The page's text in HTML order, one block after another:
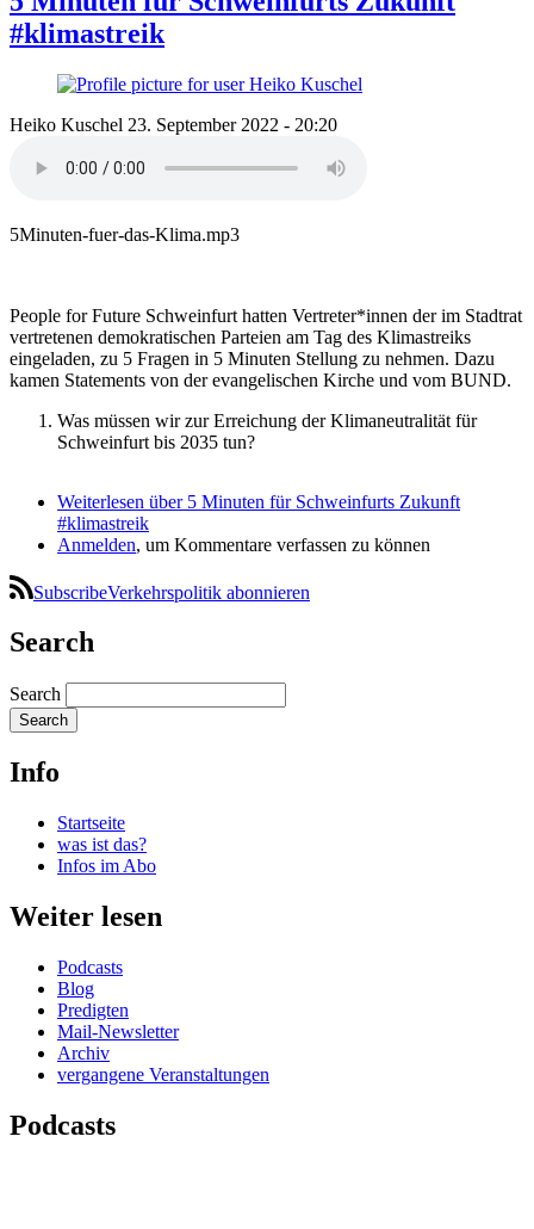
#klimastreik
Heiko Kuschel 23. September 2022 - 20:20
5Minuten-fuer-das-Klima.mp3
People for Future Schweinfurt hatten Vertreter*innen der im Stadtrat
vertretenen demokratischen Parteien am Tag des Klimastreiks
eingeladen, zu 5 Fragen in 5 Minuten Stellung zu nehmen. Dazu
kamen Statements von der evangelischen Kirche und vom BUND.
Was müssen wir zur Erreichung der Klimaneutralität für
Schweinfurt bis 2035 tun?
Weiterlesen über 5 Minuten für Schweinfurts Zukunft
#klimastreik
Anmelden, um Kommentare verfassen zu können
SubscribeVerkehrspolitik abonnieren
Search
Search
Info
Startseite
was ist das?
Infos im Abo
Weiter lesen
Podcasts
Blog
Predigten
Mail-Newsletter
Archiv
vergangene Veranstaltungen
Podcasts